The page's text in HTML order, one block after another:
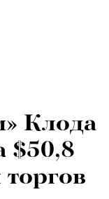
Клода
$50,8